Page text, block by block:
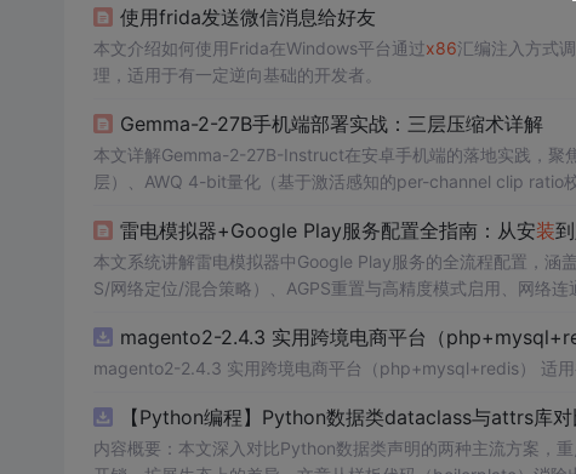
使用frida发送微信消息给好友
本文介绍如何使用Frida在Windows平台通过x86汇编注入方式
理，适用于有一定逆向基础的开发者。
Gemma-2-27B手机端部署实战：三层压缩术详解
本文详解Gemma-2-27B-Instruct在安卓手机端的落地实践，聚
层）、AWQ 4-bit量化（基于激活感知的per-channel clip ratio
无损转换、Adreno GPU定制编译及Flutter终端集成。
雷电模拟器+Google Play服务配置全指南：从安装
本文系统讲解雷电模拟器中Google Play服务的全流程配置，涵盖
S/网络定位/混合策略）、AGPS重置与高精度模式启用、网络
magento2-2.4.3 实用跨境电商平台（
magento2-2.4.3 实用跨境电商平台（
【Python编程】Python数据类dataclass与attrs库对
内容概要：本文深入对比Python数据类声明的两种主流方案，